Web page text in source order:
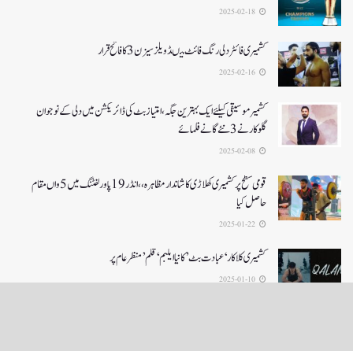
کشمیری فائٹر دلی رنگ فائٹ میںڈویلز سیزن 3کا فاتح قرار
کشمیرموسیقی کیلئے ایک بہترین جگہ ،امتیاز بٹ کی ڈائریکشن میں دلی کے نوجوان
گلوکارنے3نئے گانے فلمائے
قومی سطح پر کشمیری کھلاڑی کا شاندار مظاہرہ،،انڈر19پاور لفٹنگ میں5واں مقام
حاصل کیا
کشمیری کلاکار ‘عبادت بٹ’ کانیا ایلبم ‘قلم’ منظر عام پر